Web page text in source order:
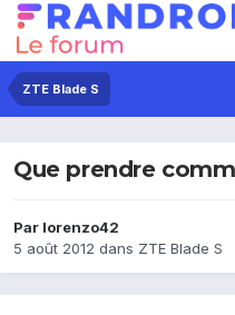
ZTE Blade S
Que prendre
Par lorenzo42
5 août 2012 dans ZTE Blade S